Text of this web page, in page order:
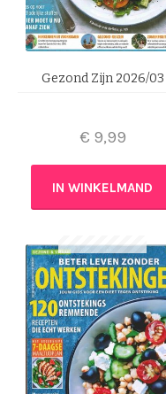
Gezond Zijn 2026/03
€ 9,99
IN WINKELMAND